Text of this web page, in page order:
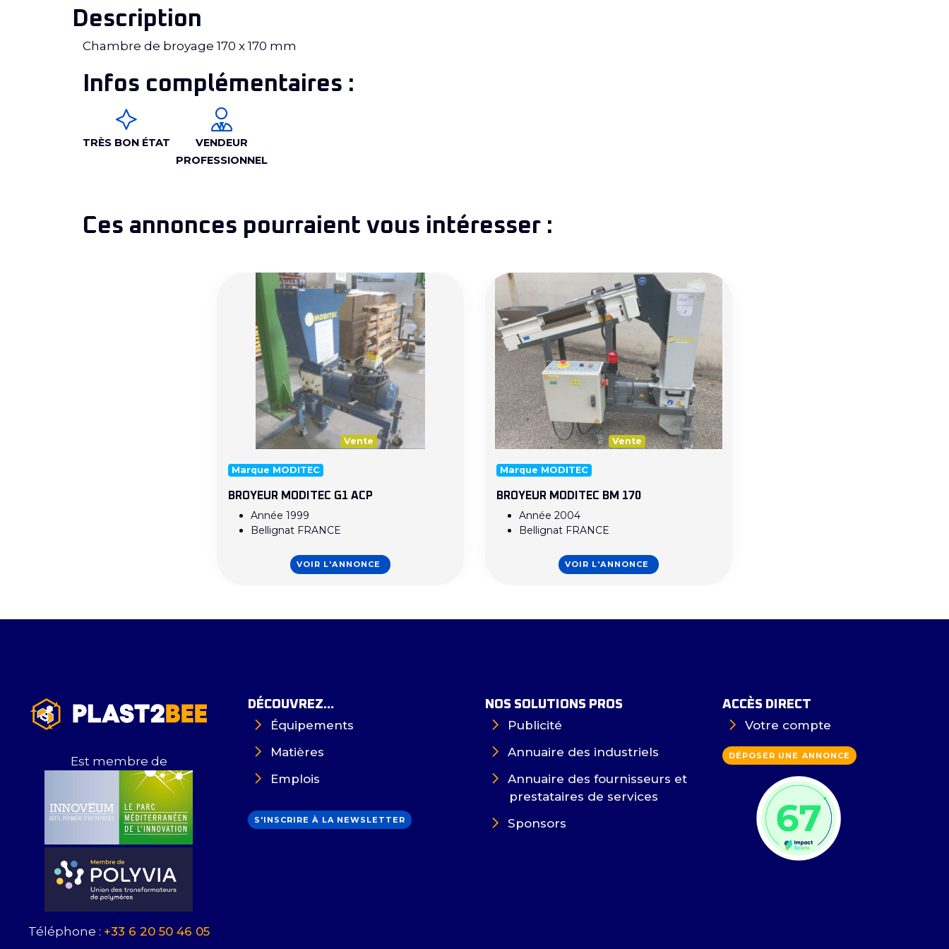
Description
Chambre de broyage 170 x 170 mm
Infos complémentaires :
TRÈS BON ÉTAT
VENDEUR
PROFESSIONNEL
Ces annonces pourraient vous intéresser :
Vente
Marque MODITEC
BROYEUR MODITEC G1 ACP
Année 1999
Bellignat FRANCE
VOIR L'ANNONCE
Vente
Marque MODITEC
BROYEUR MODITEC BM 170
Année 2004
Bellignat FRANCE
VOIR L'ANNONCE
Est membre de
Téléphone : +33 6 20 50 46 05
DÉCOUVREZ...
Équipements
Matières
Emplois
S'INSCRIRE À LA NEWSLETTER
NOS SOLUTIONS PROS
Publicité
Annuaire des industriels
Annuaire des fournisseurs et
prestataires de services
Sponsors
ACCÈS DIRECT
Votre compte
DÉPOSER UNE ANNONCE